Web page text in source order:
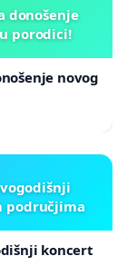
donošenje
porodici!
novog
područjima
koncert